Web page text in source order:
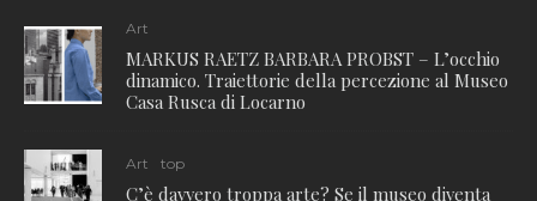
Art
MARKUS RAETZ BARBARA PROBST – L’occhio
dinamico. Traiettorie della percezione al Museo
Casa Rusca di Locarno
Art top
C’è davvero troppa arte? Se il museo diventa